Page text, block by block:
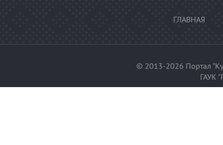
ГЛАВНАЯ
© 2013-2026 Портал
ГАУК